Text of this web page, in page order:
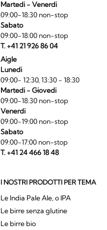
Martedi - Venerdi
09:00-18:30 non-stop
Sabato
09:00-18:00 non-stop
T. +41 21 926 86 04
Aigle
Lunedi
09:00- 12:30, 13:30 - 18:30
Martedi - Giovedi
09:00-18:30 non-stop
Venerdi
09:00-19:00 non-stop
Sabato
09:00-17:00 non-stop
T. +41 24 466 18 48
I NOSTRI PRODOTTI PER TEMA
Le India Pale Ale, o IPA
Le birre senza glutine
Le birre bio